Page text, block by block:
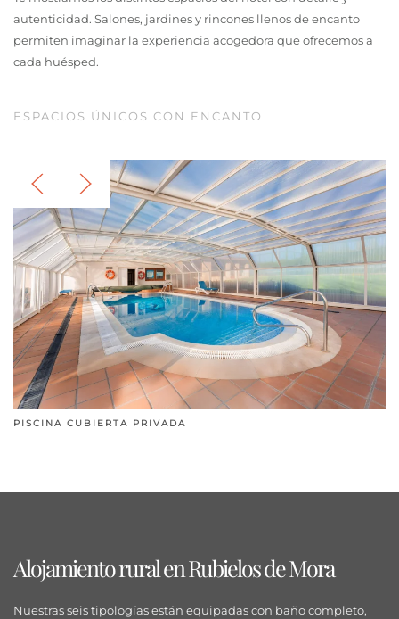
autenticidad. Salones, jardines y rincones llenos de encanto
permiten imaginar la experiencia acogedora que ofrecemos a
cada huésped.
ESPACIOS ÚNICOS CON ENCANTO
PISCINA CUBIERTA PRIVADA
Alojamiento rural en Rubielos de Mora
Nuestras seis tipologías están equipadas con baño completo,